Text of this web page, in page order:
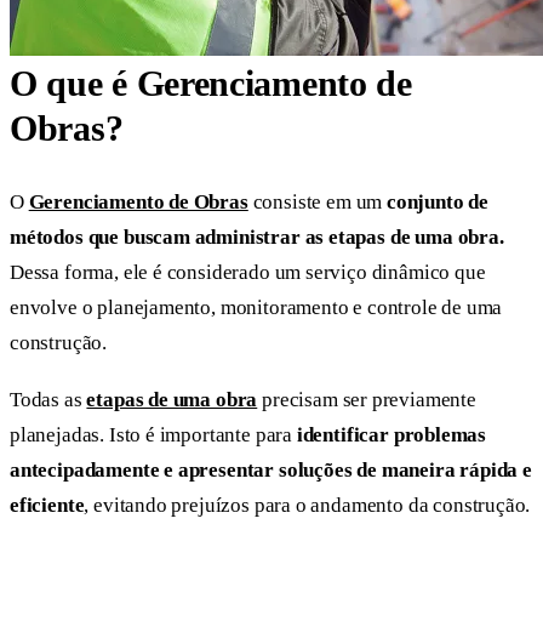
O que é Gerenciamento de
Obras?
O Gerenciamento de Obrasconsiste em um conjunto de
métodos que buscam administrar as etapas de uma obra.
Dessa forma, ele é considerado um serviço dinâmico que
envolve o planejamento, monitoramento e controle de uma
construção.
Todas asetapas de uma obra precisam ser previamente
planejadas. Isto é importante para identificar problemas
antecipadamente e apresentar soluções de maneira rápida e
eficiente, evitando prejuízos para o andamento da construção.